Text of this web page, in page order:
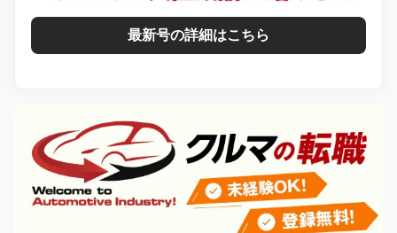
最新号の詳細はこちら